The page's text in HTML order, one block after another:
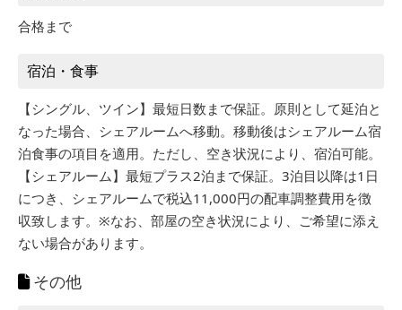
合格まで
宿泊・食事
【シングル、ツイン】最短日数まで保証。原則として延泊と
なった場合、シェアルームへ移動。移動後はシェアルーム宿
泊食事の項目を適用。ただし、空き状況により、宿泊可能。
【シェアルーム】最短プラス2泊まで保証。3泊目以降は1日
につき、シェアルームで税込11,000円の配車調整費用を徴
収致します。※なお、部屋の空き状況により、ご希望に添え
ない場合があります。
その他